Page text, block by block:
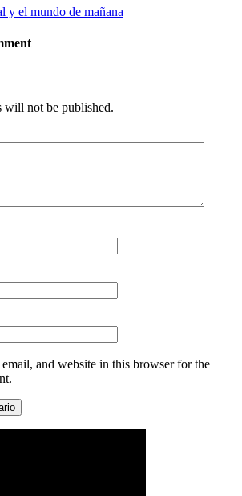
y el mundo de mañana
will not be published.
email, and website in this browser for the